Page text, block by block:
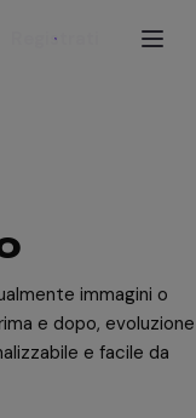
Registrati
immagini o
e dopo, evoluzione
e facile da